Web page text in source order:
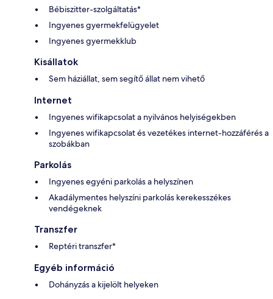
Bébiszitter-szolgáltatás*
Ingyenes gyermekfelügyelet
Ingyenes gyermekklub
Kisállatok
Sem háziállat, sem segítő állat nem vihető
Internet
Ingyenes wifikapcsolat a nyilvános helyiségekben
Ingyenes wifikapcsolat és vezetékes internet-hozzáférés a
szobákban
Parkolás
Ingyenes egyéni parkolás a helyszínen
Akadálymentes helyszíni parkolás kerekesszékes
vendégeknek
Transzfer
Reptéri transzfer*
Egyéb információ
Dohányzás a kijelölt helyeken